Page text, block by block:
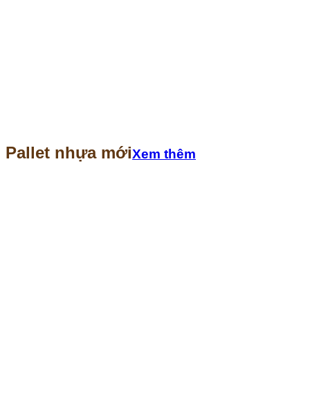
Pallet nhựa mớiXem thêm